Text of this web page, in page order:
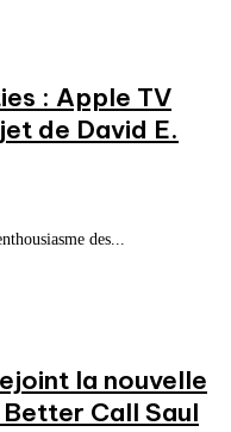
: Apple TV
de David E.
des...
la nouvelle
Call Saul